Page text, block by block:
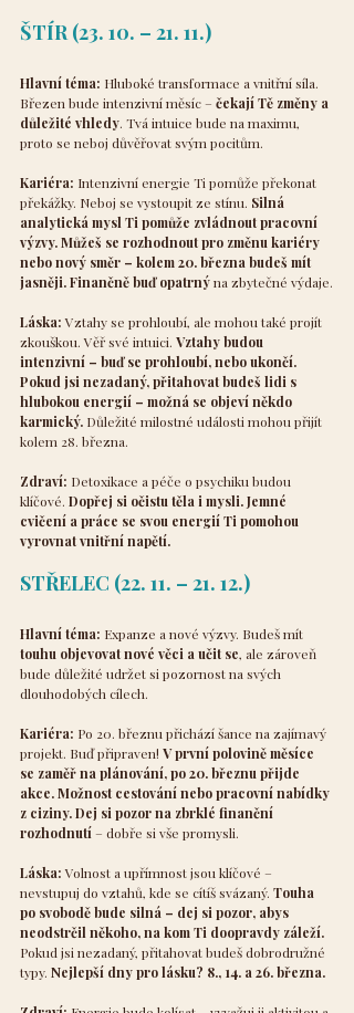
ŠTÍR (23. 10. – 21. 11.)
Hlavní téma: Hluboké transformace a vnitřní síla.
Březen bude intenzivní měsíc – čekají Tě změny a
důležité vhledy. Tvá intuice bude na maximu,
proto se neboj důvěřovat svým pocitům.
Kariéra: Intenzivní energie Ti pomůže překonat
překážky. Neboj se vystoupit ze stínu. Silná
analytická mysl Ti pomůže zvládnout pracovní
výzvy. Můžeš se rozhodnout pro změnu kariéry
nebo nový směr – kolem 20. března budeš mít
jasněji. Finančně buď opatrný na zbytečné výdaje.
Láska: Vztahy se prohloubí, ale mohou také projít
zkouškou. Věř své intuici. Vztahy budou
intenzivní – buď se prohloubí, nebo ukončí.
Pokud jsi nezadaný, přitahovat budeš lidi s
hlubokou energií – možná se objeví někdo
karmický. Důležité milostné události mohou přijít
kolem 28. března.
Zdraví: Detoxikace a péče o psychiku budou
klíčové. Dopřej si očistu těla i mysli. Jemné
cvičení a práce se svou energií Ti pomohou
vyrovnat vnitřní napětí.
STŘELEC (22. 11. – 21. 12.)
Hlavní téma: Expanze a nové výzvy. Budeš mít
touhu objevovat nové věci a učit se, ale zároveň
bude důležité udržet si pozornost na svých
dlouhodobých cílech.
Kariéra: Po 20. březnu přichází šance na zajímavý
projekt. Buď připraven! V první polovině měsíce
se zaměř na plánování, po 20. březnu přijde
akce. Možnost cestování nebo pracovní nabídky
z ciziny. Dej si pozor na zbrklé finanční
rozhodnutí – dobře si vše promysli.
Láska: Volnost a upřímnost jsou klíčové –
nevstupuj do vztahů, kde se cítíš svázaný. Touha
po svobodě bude silná – dej si pozor, abys
neodstrčil někoho, na kom Ti doopravdy záleží.
Pokud jsi nezadaný, přitahovat budeš dobrodružné
typy. Nejlepší dny pro lásku? 8., 14. a 26. března.